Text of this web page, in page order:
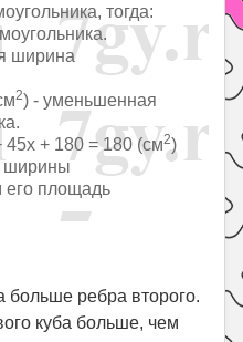
тогда:
ширина
2) - уменьшенная
45x + 180 = 180 (см2)
ширины
его площадь
больше ребра второго.
куба больше, чем